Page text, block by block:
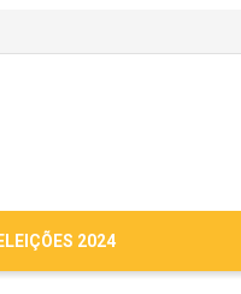
ELEIÇÕES 2024